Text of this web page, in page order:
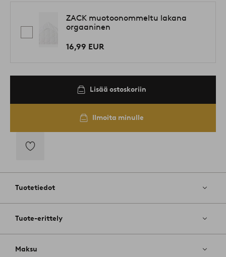
ZACK muotoonommeltu lakana
orgaaninen
16,99 EUR
Lisää ostoskoriin
Ilmoita minulle
suosikkeihin
Tuotetiedot
Tuote-erittely
Maksu